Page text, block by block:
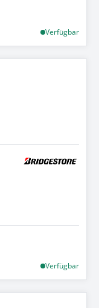
Verfügbar
Verfügbar